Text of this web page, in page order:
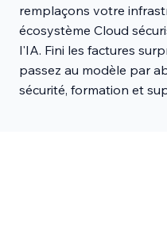
remplaçons votre
écosystème Cloud
l'IA. Fini les factures
passez au modèle par
sécurité, formation et